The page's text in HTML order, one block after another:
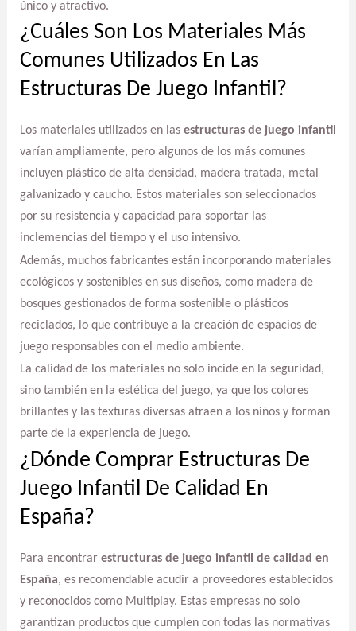
único y atractivo.
¿Cuáles Son Los Materiales Más
Comunes Utilizados En Las
Estructuras De Juego Infantil?
Los materiales utilizados en las estructuras de juego infantil
varían ampliamente, pero algunos de los más comunes
incluyen plástico de alta densidad, madera tratada, metal
galvanizado y caucho. Estos materiales son seleccionados
por su resistencia y capacidad para soportar las
inclemencias del tiempo y el uso intensivo.
Además, muchos fabricantes están incorporando materiales
ecológicos y sostenibles en sus diseños, como madera de
bosques gestionados de forma sostenible o plásticos
reciclados, lo que contribuye a la creación de espacios de
juego responsables con el medio ambiente.
La calidad de los materiales no solo incide en la seguridad,
sino también en la estética del juego, ya que los colores
brillantes y las texturas diversas atraen a los niños y forman
parte de la experiencia de juego.
¿Dónde Comprar Estructuras De
Juego Infantil De Calidad En
España?
Para encontrar estructuras de juego infantil de calidad en
España, es recomendable acudir a proveedores establecidos
y reconocidos como Multiplay. Estas empresas no solo
garantizan productos que cumplen con todas las normativas